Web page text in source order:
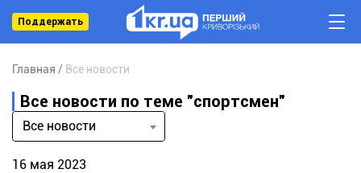
Поддержать
Главная Все новости
Все новости по теме "спортсмен"
Все новости
16 мая 2023